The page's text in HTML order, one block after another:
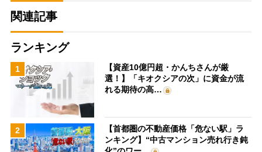
関連記事
ランキング
1
【資産10億円超・かんちさんが厳
選！】「キオクシアの次」に資金が流
れる期待の高…
2
【首都圏の不動産価格「危ない駅」ラ
ンキング】“中古マンション売れ行き鈍